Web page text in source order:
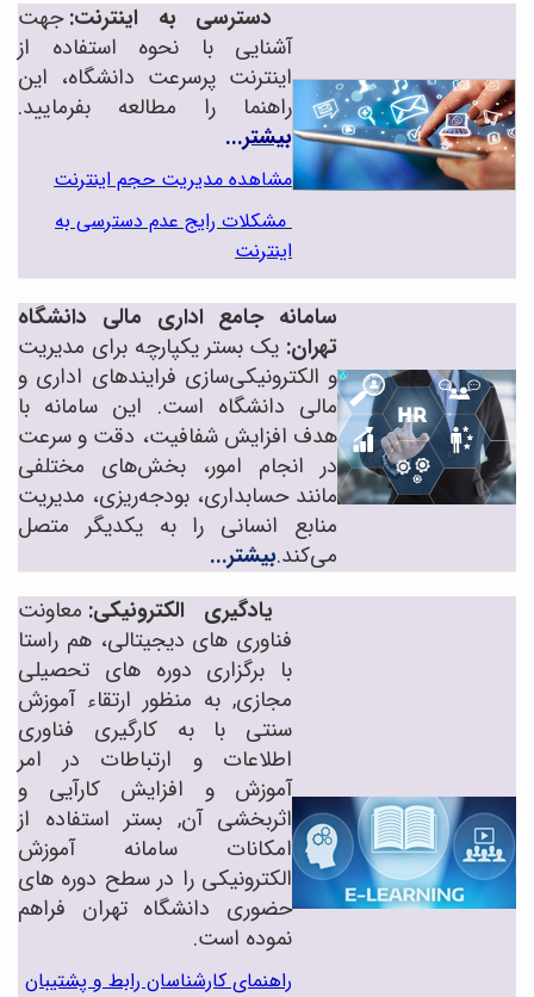
دسترسی به اینترنت:جهت
آشنایی با نحوه استفاده از
اینترنت پرسرعت دانشگاه، این
راهنما را مطالعه بفرمایید.
بیشتر...
مشاهده مدیریت حجم اینترنت
مشکلات رایج عدم دسترسی به
اینترنت
سامانه جامع اداری مالی دانشگاه
تهران: یک بستر یکپارچه برای مدیریت
و الکترونیکی‌سازی فرایندهای اداری و
مالی دانشگاه است. این سامانه با
هدف افزایش شفافیت، دقت و سرعت
در انجام امور، بخش‌های مختلفی
مانند حسابداری، بودجه‌ریزی، مدیریت
منابع انسانی را به یکدیگر متصل
می‌کند.بیشتر...
یادگیری الکترونیکی: معاونت
فناوری های دیجیتالی، هم راستا
با برگزاری دوره های تحصیلی
مجازی, به منظور ارتقاء آموزش
سنتی با به کارگیری فناوری
اطلاعات و ارتباطات در امر
آموزش و افزایش کارآیی و
اثربخشی آن, بستر استفاده از
امکانات سامانه آموزش
الکترونیکی را در سطح دوره های
حضوری دانشگاه تهران فراهم
نموده است.
راهنمای کارشناسان رابط و پشتیبان